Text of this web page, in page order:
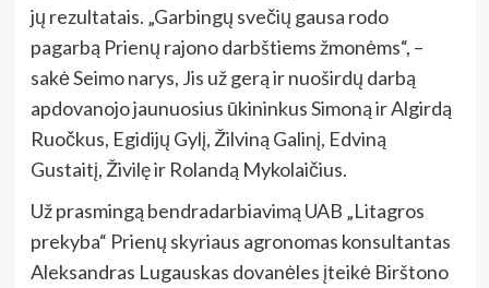
jų rezultatais. „Garbingų svečių gausa rodo
pagarbą Prienų rajono darbštiems žmonėms“, –
sakė Seimo narys, Jis už gerą ir nuoširdų darbą
apdovanojo jaunuosius ūkininkus Simoną ir Algirdą
Ruočkus, Egidijų Gylį, Žilviną Galinį, Edviną
Gustaitį, Živilę ir Rolandą Mykolaičius.
Už prasmingą bendradarbiavimą UAB „Litagros
prekyba“ Prienų skyriaus agronomas konsultantas
Aleksandras Lugauskas dovanėles įteikė Birštono